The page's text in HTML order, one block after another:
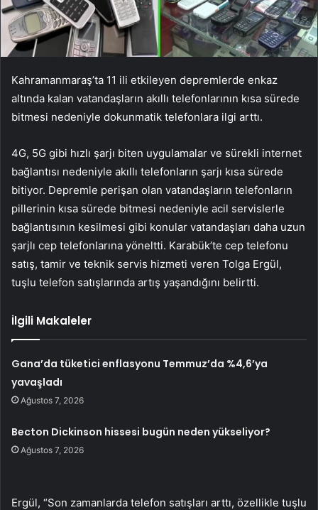
Kahramanmaraş’ta 11 ili etkileyen depremlerde enkaz
altında kalan vatandaşların akıllı telefonlarının kısa sürede
bitmesi nedeniyle dokunmatik telefonlara ilgi arttı.
4G, 5G gibi hızlı şarjı biten uygulamalar ve sürekli internet
bağlantısı nedeniyle akıllı telefonların şarjı kısa sürede
bitiyor. Depremle perişan olan vatandaşların telefonların
pillerinin kısa sürede bitmesi nedeniyle acil servislerle
bağlantısının kesilmesi gibi konular vatandaşları daha uzun
şarjlı cep telefonlarına yöneltti. Karabük’te cep telefonu
satış, tamir ve teknik servis hizmeti veren Tolga Ergül,
tuşlu telefon satışlarında artış yaşandığını belirtti.
İlgili Makaleler
Gana’da tüketici enflasyonu Temmuz’da %4,6’ya
yavaşladı
Ağustos 7, 2026
Becton Dickinson hissesi bugün neden yükseliyor?
Ağustos 7, 2026
Ergül, “Son zamanlarda telefon satışları arttı, özellikle tuşlu